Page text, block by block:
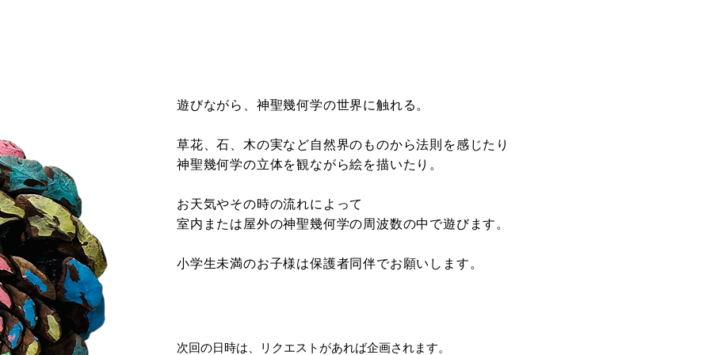
遊びながら、神聖幾何学の世界に触れる。
草花、石、木の実など自然界のものから法則を感じたり
神聖幾何学の立体を観ながら絵を描いたり。
お天気やその時の流れによって
室内または屋外の神聖幾何学の周波数の中で遊びます。
​小学生未満のお子様は保護者同伴でお願いします。
次回の日時は、リクエストがあれば企画されます。